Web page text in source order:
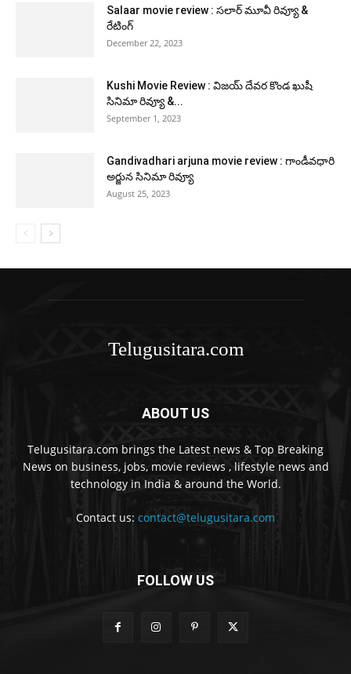
Salaar movie review : సలార్ మూవీ రివ్యూ &
రేటింగ్
December 22, 2023
Kushi Movie Review : విజయ్ దేవర కొండ ఖుషీ
సినిమా రివ్యూ &...
September 1, 2023
Gandivadhari arjuna movie review : గాండీవధారి
అర్జున సినిమా రివ్యూ
August 25, 2023
Telugusitara.com
ABOUT US
Telugusitara.com brings the Latest news & Top Breaking
News on business, jobs, movie reviews , lifestyle news and
technology in India & around the World.
Contact us: contact@telugusitara.com
FOLLOW US